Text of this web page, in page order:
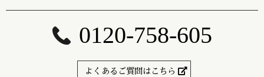
0120-758-605
よくあるご質問はこちら